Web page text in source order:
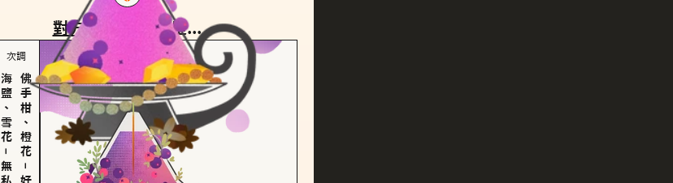
對方的主調蠟燭是...
次調
海鹽、雪花
－ 佛手柑、橙花
－